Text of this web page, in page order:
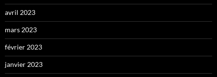
avril 2023
mars 2023
février 2023
janvier 2023